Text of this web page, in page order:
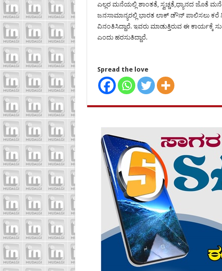
ಎಲ್ಲರ ಮನೆಯಲ್ಲಿ ಶಾಂತತೆ, ಸ್ವಚ್ಚತೆ,ಧ್ಯಾನದ ಜೊತೆ
ಜನಸಾಮಾನ್ಯರಲ್ಲಿ ಭಾರತ ಲಾಕ್ ಡೌನ್ ಪಾಲಿಸಲು
ವಿನಂತಿಸಿದ್ದಾರೆ. ಇವರು ಮಾಡುತ್ತಿರುವ ಈ ಕಾರ್ಯಕ್ಕೆ
ಎಂದು ಹರಸುತಿದ್ದಾರೆ.
Spread the love